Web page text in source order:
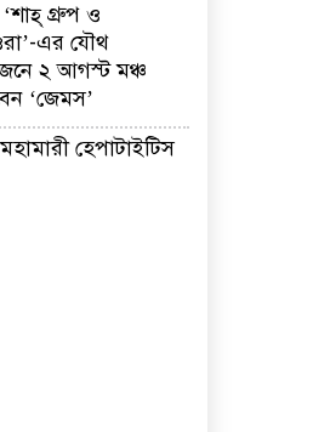
‘শাহ্ গ্রুপ ও
এর যৌথ
২ আগস্ট মঞ্চ
‘জেমস’
হেপাটাইটিস